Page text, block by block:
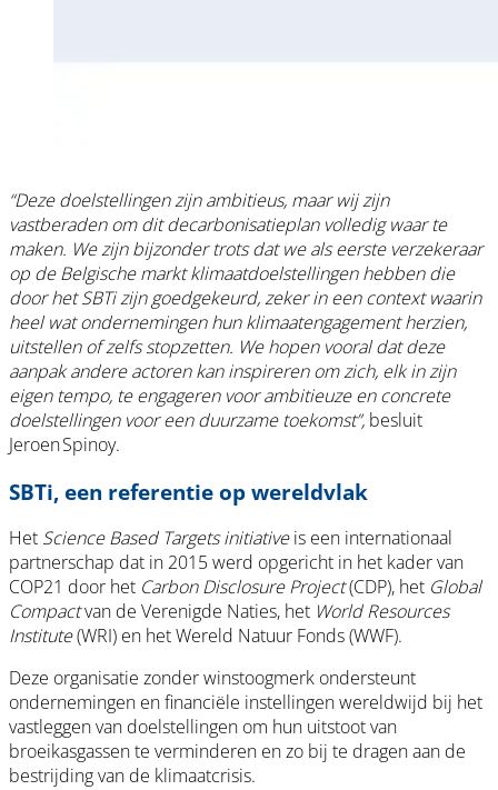
“Deze doelstellingen zijn ambitieus, maar wij zijn
vastberaden om dit decarbonisatieplan volledig waar te
maken. We zijn bijzonder trots dat we als eerste verzekeraar
op de Belgische markt klimaatdoelstellingen hebben die
door het SBTi zijn goedgekeurd, zeker in een context waarin
heel wat ondernemingen hun klimaatengagement herzien,
uitstellen of zelfs stopzetten. We hopen vooral dat deze
aanpak andere actoren kan inspireren om zich, elk in zijn
eigen tempo, te engageren voor ambitieuze en concrete
doelstellingen voor een duurzame toekomst”, besluit
Jeroen Spinoy.
SBTi, een referentie op wereldvlak
Het Science Based Targets initiativeis een internationaal
partnerschap dat in 2015 werd opgericht in het kader van
COP21 door het Carbon Disclosure Project(CDP), het Global
Compactvan de Verenigde Naties, het World Resources
Institute(WRI) en het Wereld Natuur Fonds (WWF).
Deze organisatie zonder winstoogmerk ondersteunt
ondernemingen en financiële instellingen wereldwijd bij het
vastleggen van doelstellingen om hun uitstoot van
broeikasgassen te verminderen en zo bij te dragen aan de
bestrijding van de klimaatcrisis.